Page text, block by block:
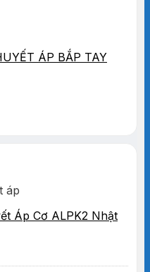
ÁP BẮP TAY
áp
Áp Cơ ALPK2 Nhật